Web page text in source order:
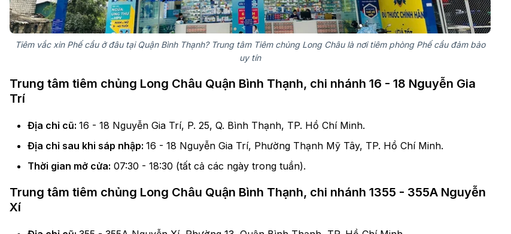
Tiêm vắc xin Phế cầu ở đâu tại Quận Bình Thạnh? Trung tâm Tiêm chủng Long Châu là nơi tiêm phòng Phế cầu đảm bảo
uy tín
Trung tâm tiêm chủng Long Châu Quận Bình Thạnh, chi nhánh 16 - 18 Nguyễn Gia
Trí
Địa chỉ cũ: 16 - 18 Nguyễn Gia Trí, P. 25, Q. Bình Thạnh, TP. Hồ Chí Minh.
Địa chỉ sau khi sáp nhập: 16 - 18 Nguyễn Gia Trí, Phường Thạnh Mỹ Tây, TP. Hồ Chí Minh.
Thời gian mở cửa: 07:30 - 18:30 (tất cả các ngày trong tuần).
Trung tâm tiêm chủng Long Châu Quận Bình Thạnh, chi nhánh 1355 - 355A Nguyễn
Xí